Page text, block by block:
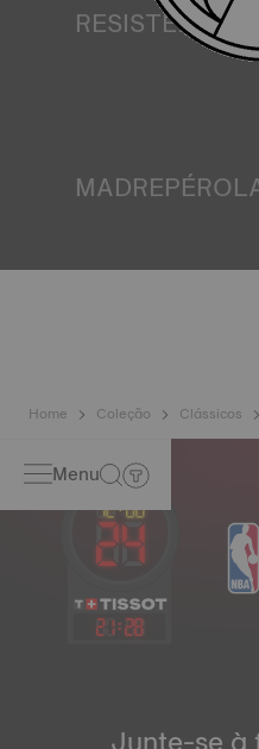
RESISTÊNCIA
Todas as caixas dos
Home Coleção Clássicos
Menu
21:28